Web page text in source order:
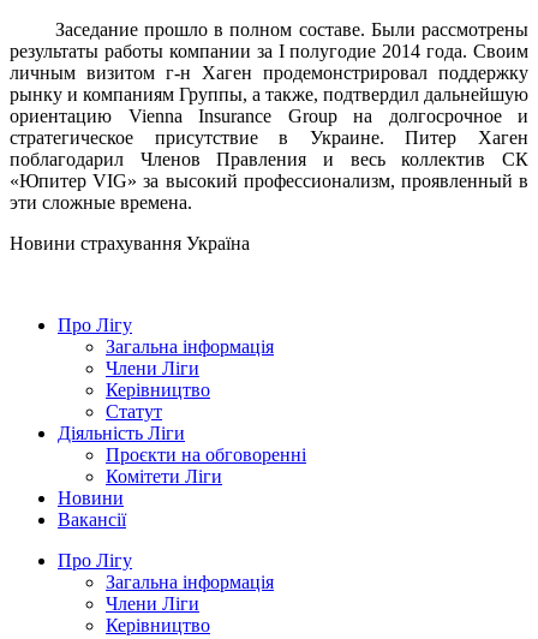
Заседание прошло в полном составе. Были рассмотрены
результаты работы компании за Іполугодие 2014 года. Своим
личным визитом г-н Хаген продемонстрировал поддержку
рынку и компаниям Группы, а также, подтвердил дальнейшую
ориентацию Vienna Insurance Group на долгосрочное и
стратегическое присутствие в Украине. Питер Хаген
поблагодарил Членов Правления и весь коллектив СК
«Юпитер VIG» за высокий профессионализм, проявленный в
эти сложные времена.
Новини страхування Україна
Про Лігу
Загальна інформація
Члени Ліги
Керівництво
Статут
Діяльність Ліги
Проєкти на обговоренні
Комітети Ліги
Новини
Вакансії
Про Лігу
Загальна інформація
Члени Ліги
Керівництво